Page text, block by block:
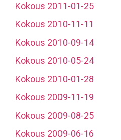
Kokous 2011-01-25
Kokous 2010-11-11
Kokous 2010-09-14
Kokous 2010-05-24
Kokous 2010-01-28
Kokous 2009-11-19
Kokous 2009-08-25
Kokous 2009-06-16